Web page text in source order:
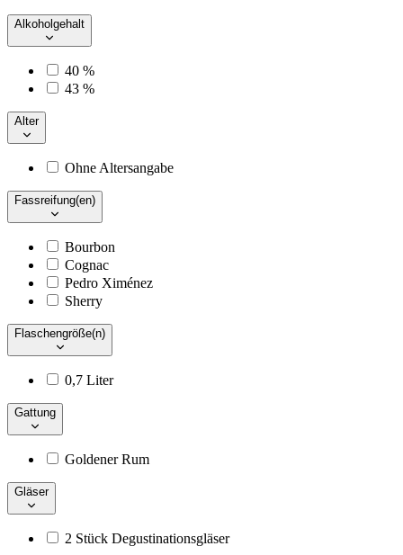
Alkoholgehalt
40 %
43 %
Alter
Ohne Altersangabe
Fassreifung(en)
Bourbon
Cognac
Pedro Ximénez
Sherry
Flaschengröße(n)
0,7 Liter
Gattung
Goldener Rum
Gläser
2 Stück Degustinationsgläser